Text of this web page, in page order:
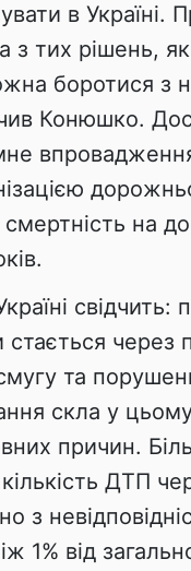
в Україні.
з тих рішень,
боротися з
Конюшко.
на
свідчить:
стається
та
скла у
причин.
кількість ДТП
з
від